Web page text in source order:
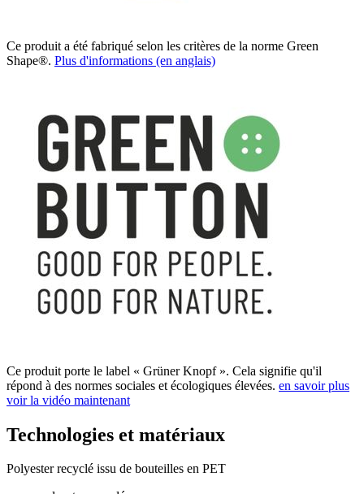
Ce produit a été fabriqué selon les critères de la norme Green
Shape®. Plus d'informations (en anglais)
Ce produit porte le label « Grüner Knopf ». Cela signifie qu'il
répond à des normes sociales et écologiques élevées. en savoir plus
voir la vidéo maintenant
Technologies et matériaux
Polyester recyclé issu de bouteilles en PET